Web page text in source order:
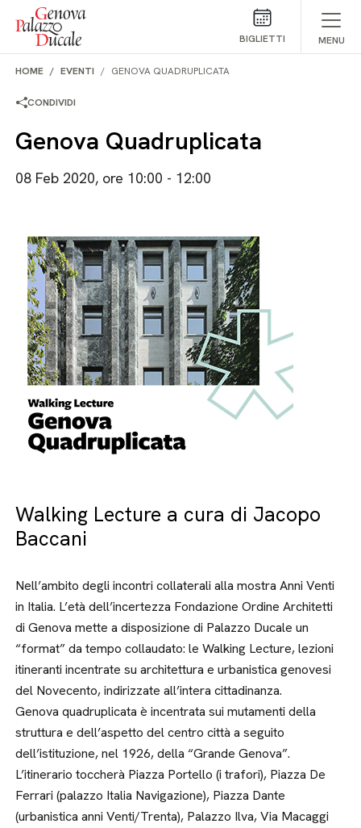
Salta al contenuto
BIGLIETTI MENU
HOME EVENTI GENOVA QUADRUPLICATA
CONDIVIDI
Genova Quadruplicata
08 Feb 2020, ore 10:00 - 12:00
Walking Lecture a cura di Jacopo
Baccani
Nell’ambito degli incontri collaterali alla mostra Anni Venti
in Italia. L’età dell’incertezza Fondazione Ordine Architetti
di Genova mette a disposizione di Palazzo Ducale un
“format” da tempo collaudato: le Walking Lecture, lezioni
itineranti incentrate su architettura e urbanistica genovesi
del Novecento, indirizzate all’intera cittadinanza.
Genova quadruplicata è incentrata sui mutamenti della
struttura e dell’aspetto del centro città a seguito
dell’istituzione, nel 1926, della “Grande Genova”.
L’itinerario toccherà Piazza Portello (i trafori), Piazza De
Ferrari (palazzo Italia Navigazione), Piazza Dante
(urbanistica anni Venti/Trenta), Palazzo Ilva, Via Macaggi